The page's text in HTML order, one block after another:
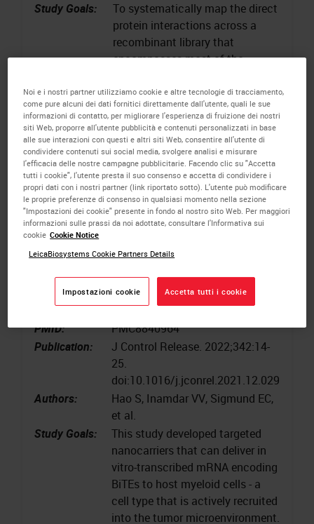
Study Goals:
To systematically map the direct
protein interactions across a
recombinant library that
encompasses most of the
detectable on human leukocytes
Keywords:
Immunochemistry, Multicellular
systems
BiTE secretion from in situ-programmed
myeloid cells results in tumor-retained
Publication
Country:
USA
PMID:
PMC8840964
Publication:
J Control Release. 2022;342:14-
25.
doi:10.1016/j.jconrel.2021.12.029
Authors:
Hao S, Inamdar VV, Sigmund EC,
et al.
Study Goals:
This study developed targeted
nanocarriers that can deliver in
vitro-transcribed mRNA encoding
BiTEs to host myeloid cells - a
cell type that is actively recruited
into the tumor microenvironment.
Noi e i nostri partner utilizziamo cookie e altre tecnologie di tracciamento,
come pure alcuni dei dati fornitici direttamente dall'utente, quali le sue
informazioni di contatto, per migliorare l'esperienza di fruizione dei nostri
siti Web, proporre all'utente pubblicità e contenuti personalizzati in base
alle sue interazioni con questi e altri siti Web, consentire all'utente di
condividere contenuti sui social media, svolgere analisi e misurare
l'efficacia delle nostre campagne pubblicitarie. Facendo clic su "Accetta
tutti i cookie", l'utente presta il suo consenso e accetta di condividere i
propri dati con i nostri partner (link riportato sotto). L'utente può modificare
le proprie preferenze di consenso in qualsiasi momento nella sezione
"Impostazioni dei cookie" presente in fondo al nostro sito Web. Per maggiori
informazioni sulle prassi da noi adottate, consultare l'Informativa sui
cookie Cookie Notice
LeicaBiosystems Cookie Partners Details
Impostazioni cookie Accetta tutti i cookie